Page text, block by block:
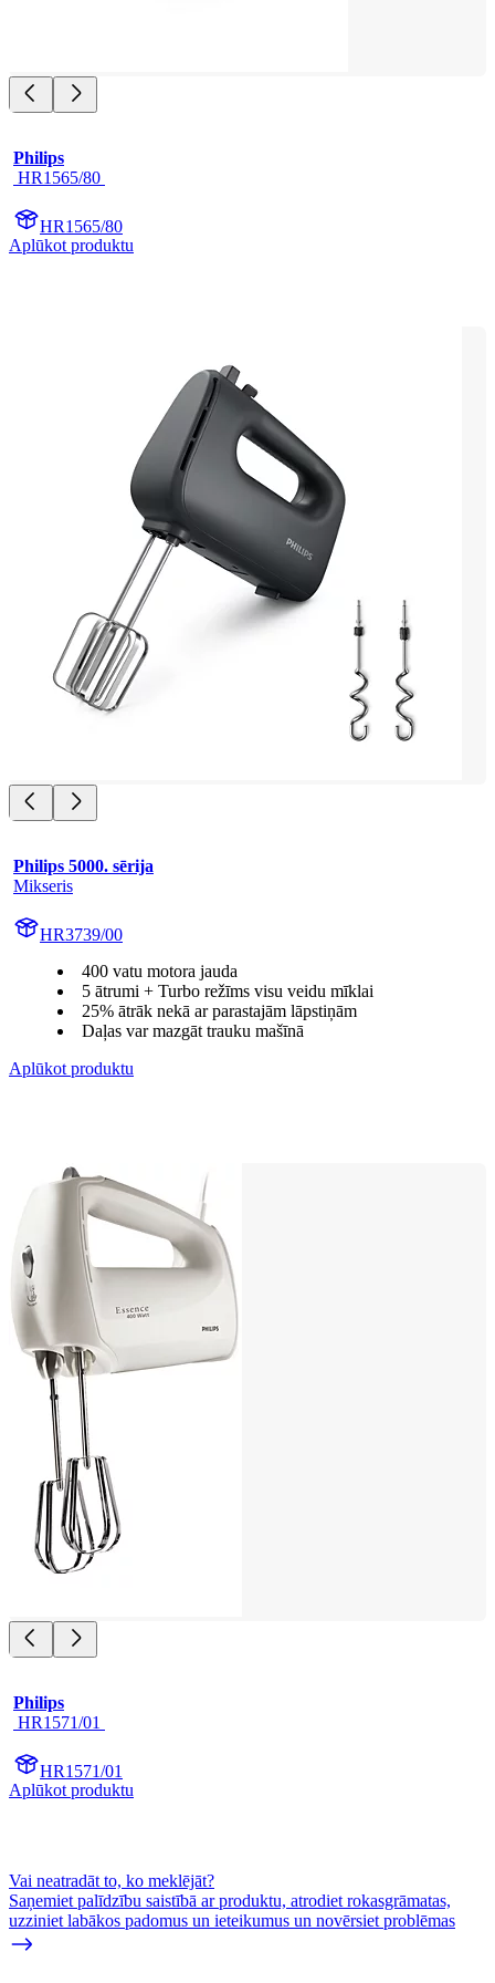
Philips
HR1565/80
HR1565/80
Aplūkot produktu
Philips 5000. sērija
Mikseris
HR3739/00
400 vatu motora jauda
5 ātrumi + Turbo režīms visu veidu mīklai
25% ātrāk nekā ar parastajām lāpstiņām
Daļas var mazgāt trauku mašīnā
Aplūkot produktu
Philips
HR1571/01
HR1571/01
Aplūkot produktu
Vai neatradāt to, ko meklējāt?
Saņemiet palīdzību saistībā ar produktu, atrodiet rokasgrāmatas,
uzziniet labākos padomus un ieteikumus un novērsiet problēmas